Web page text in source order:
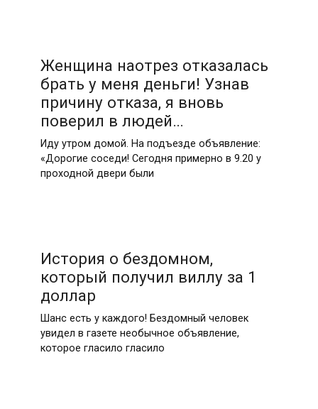
Женщина наотрез отказалась
брать у меня деньги! Узнав
причину отказа, я вновь
поверил в людей…
Иду утром домой. На подъезде объявление:
«Дорогие соседи! Сегодня примерно в 9.20 у
проходной двери были
История о бездомном,
который получил виллу за 1
доллар
Шанс есть у каждого! Бездомный человек
увидел в газете необычное объявление,
которое гласило гласило